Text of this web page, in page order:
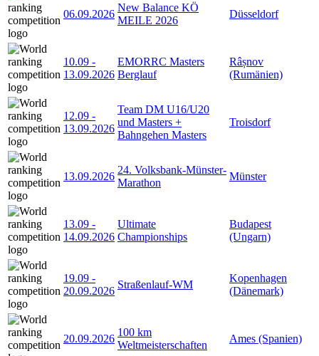
06.09.2026
New Balance KÖ
MEILE 2026
Düsseldorf
10.09 -
13.09.2026
EMORRC Masters
Berglauf
Râșnov
(Rumänien)
12.09 -
13.09.2026
Team DM U16/U20
und Masters +
Bahngehen Masters
Troisdorf
13.09.2026
24. Volksbank-Münster-
Marathon
Münster
13.09 -
14.09.2026
Ultimate
Championships
Budapest
(Ungarn)
19.09 -
20.09.2026
Straßenlauf-WM
Kopenhagen
(Dänemark)
20.09.2026
100 km
Weltmeisterschaften
Ames (Spanien)